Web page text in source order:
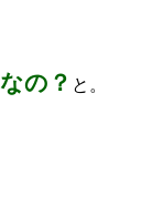
の？ と。